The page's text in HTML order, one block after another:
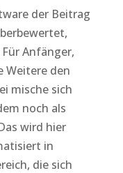
der Beitrag
Anfänger,
Weitere den
mische sich
noch als
wird hier
in
die sich